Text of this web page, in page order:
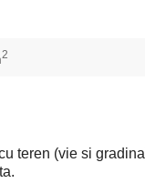
2
teren (vie si